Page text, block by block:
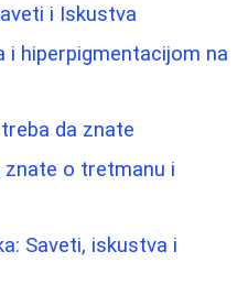
i Iskustva
i hiperpigmentacijom na
da znate
o tretmanu i
Saveti, iskustva i